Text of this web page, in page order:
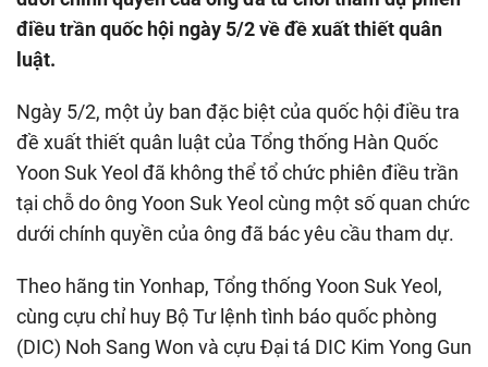
điều trần quốc hội ngày 5/2 về đề xuất thiết quân
luật.
Ngày 5/2, một ủy ban đặc biệt của quốc hội điều tra
đề xuất thiết quân luật của Tổng thống Hàn Quốc
Yoon Suk Yeol đã không thể tổ chức phiên điều trần
tại chỗ do ông Yoon Suk Yeol cùng một số quan chức
dưới chính quyền của ông đã bác yêu cầu tham dự.
Theo hãng tin Yonhap, Tổng thống Yoon Suk Yeol,
cùng cựu chỉ huy Bộ Tư lệnh tình báo quốc phòng
(DIC) Noh Sang Won và cựu Đại tá DIC Kim Yong Gun